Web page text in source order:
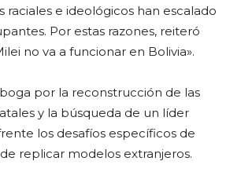
e ideológicos han escalado
Por estas razones, reiteró
no va a funcionar en Bolivia».
por la reconstrucción de las
y la búsqueda de un líder
los desafíos específicos de
replicar modelos extranjeros.